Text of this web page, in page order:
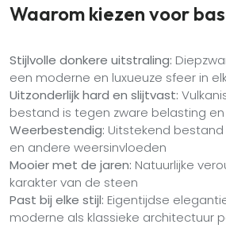
Waarom kiezen voor
Stijlvolle donkere uitstraling:
een moderne en luxueuze sfeer in
Uitzonderlijk hard en slijtvast:
bestand is tegen zware belasting
Weerbestendig: Uitstekend
en andere weersinvloeden
Mooier met de jaren: Natuurlijke
karakter van de steen
Past bij elke stijl: Eigentijdse
moderne als klassieke architectuur